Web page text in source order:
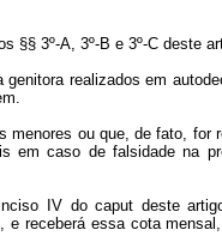
§§ 3º-A, 3º-B e 3º-C deste
realizados em
menores ou que, de fato, for
em caso de falsidade na
IV docaput deste
e receberá essa cota